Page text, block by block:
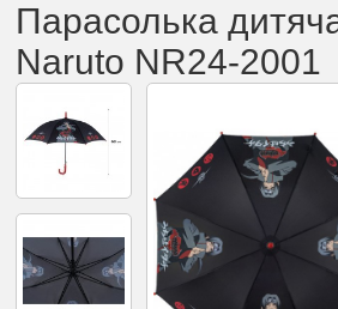
Парасолька
Naruto NR24-2001